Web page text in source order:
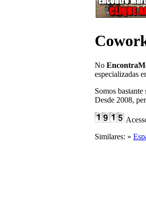
No
especializadas
Somos
Desde 2008,
Similares: »